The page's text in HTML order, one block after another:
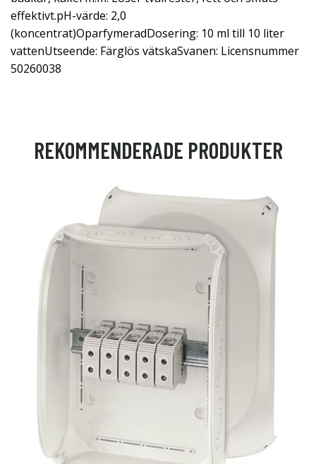
effektivt.pH-värde: 2,0
(koncentrat)OparfymeradDosering: 10 ml till 10 liter
vattenUtseende: Färglös vätskaSvanen: Licensnummer
50260038
REKOMMENDERADE PRODUKTER